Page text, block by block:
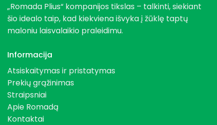
„Romada Plius“ kompanijos tikslas – talkinti, siekiant
šio idealo taip, kad kiekviena išvyka į žūklę taptų
maloniu laisvalaikio praleidimu.
Informacija
Atsiskaitymas ir pristatymas
Prekių grąžinimas
Straipsniai
Apie Romadą
Kontaktai